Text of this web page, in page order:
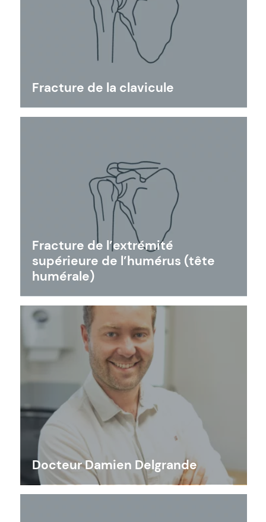
Fracture de la clavicule
Fracture de l’extrémité
supérieure de l’humérus (tête
humérale)
Docteur Damien Delgrande